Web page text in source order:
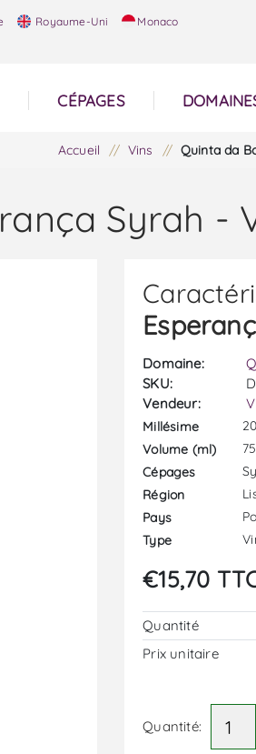
Royaume-Uni Monaco
CÉPAGES
Accueil / Vins / Quinta da
Syrah -
Domaine:
SKU:
Vendeur:
Millésime
Volume (ml)
Cépages
Région
Pays
Type
€15,70
Quantité
Prix ​​unitaire
Quantité: